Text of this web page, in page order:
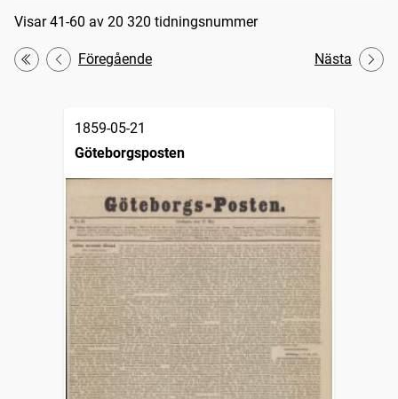
Sökresultat
Visar 41-60 av 20 320 tidningsnummer
Första
Föregående Nästa
1859-05-21
Göteborgsposten